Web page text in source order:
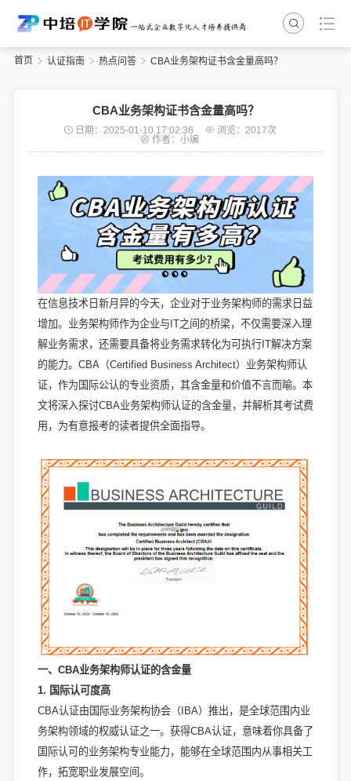
首页 认证指南 热点问答 CBA业务架构证书含金量高吗？
CBA业务架构证书含金量高吗？
日期：2025-01-10 17:02:36
浏览：2017次
作者：小编
在信息技术日新月异的今天，企业对于业务架构师的需求日益
增加。业务架构师作为企业与IT之间的桥梁，不仅需要深入理
解业务需求，还需要具备将业务需求转化为可执行IT解决方案
的能力。CBA（Certified Business Architect）业务架构师认
证，作为国际公认的专业资质，其含金量和价值不言而喻。本
文将深入探讨CBA业务架构师认证的含金量，并解析其考试费
用，为有意报考的读者提供全面指导。
一、CBA业务架构师认证的含金量
1. 国际认可度高
CBA认证由国际业务架构协会（IBA）推出，是全球范围内业
务架构领域的权威认证之一。获得CBA认证，意味着你具备了
国际认可的业务架构专业能力，能够在全球范围内从事相关工
作，拓宽职业发展空间。